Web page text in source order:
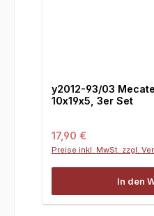
y2012-93/03
10x19x5, 3er Set
Regulärer Preis:
17,90 €
Preise inkl. MwSt. zzgl.
In den